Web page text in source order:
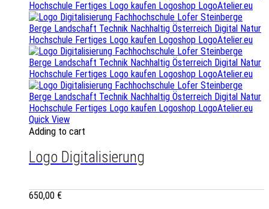
Quick View
Adding to cart
Logo Digitalisierung
650,00 €